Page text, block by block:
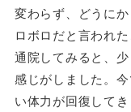
変わらず、どうに
ロボロだと言われ
通院してみると、
感じがしました。
い体力が回復して